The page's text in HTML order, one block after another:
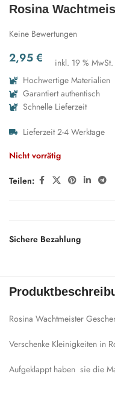
Rosina
Keine Bewertungen
2,95€ inkl. 19 % MwSt.
Hochwertige Materialien
Garantiert authentisch
Schnelle Lieferzeit
Lieferzeit 2-4 Werktage
Nicht vorrätig
Teilen:
Sichere Bezahlung
Rosina Wachtmeister
Verschenke Kleinigkeiten in
Aufgeklappt haben sie die